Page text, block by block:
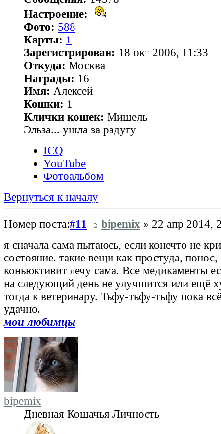
Настроение:
Фото: 588
Карты: 1
Зарегистрирован: 18 окт 2006, 11:33
Откуда: Москва
Награды: 16
Имя: Алексей
Кошки: 1
Клички кошек: Мишель
Эльза... ушла за радугу
ICQ
YouTube
Фотоальбом
Вернуться к началу
Номер поста:#11 bipemix » 22 апр 2014,
я сначала сама пытаюсь, если конечто не
состояние. такие вещи как простуда, понос,
коньюктивит лечу сама. Все медикаменты
на следующий день не улучшится или ещё
тогда к ветеринару. Тьфу-тьфу-тьфу пока
удачно.
мои любимцы
bipemix
Дневная Кошачья Личность